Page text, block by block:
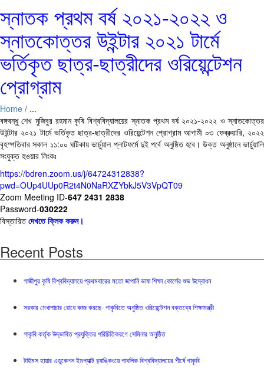
স্নাতক প্রথম বর্ষ ২০২১-২০২২ ও
স্নাতকোত্তর উইন্টার ২০২১ টার্মে
ভর্তিকৃত ছাত্র-ছাত্রীদের ওরিয়েন্টেশন
প্রোগ্রাম
Home / ...
বঙ্গবন্ধু শেখ মুজিবুর রহমান কৃষি বিশ্ববিদ্যালয়ের স্নাতক প্রথম বর্ষ ২০২১-২০২২ ও স্নাতকোত্তর
উইন্টার ২০২১ টার্মে ভর্তিকৃত ছাত্র-ছাত্রীদের ওরিয়েন্টেশন প্রোগ্রাম আগামী ০৩ ফেব্রুয়ারি, ২০২২
বৃহস্পতিবার সকাল ১১:০০ ঘটিকায় ভার্চুয়াল প্লাটফর্মে দুই পর্বে অনুষ্ঠিত হবে। উক্ত অনুষ্ঠানে ভার্চুয়ালি
সংযুক্ত হওয়ার লিংকঃ
https://bdren.zoom.us/j/64724312838?
pwd=OUp4UUp0R2t4N0NaRXZYbkJ5V3VpQT09
Zoom Meeting ID-647 2431 2838
Password-030222
বিস্তারিতদেখতে ক্লিক করুন।
Recent Posts
গাজীপুর কৃষি বিশ্ববিদ্যালয়ে প্রথমবারের মতো জাপানি ভাষা শিক্ষা কোর্সের শুভ উদ্বোধন
সরকার মেধাপাচার রোধে কাজ করছে- গাকৃবিতে অনুষ্ঠিত ওরিয়েন্টেশন বক্তব্যে শিক্ষামন্ত্রী
গাকৃবি কর্তৃক উদ্ভাবিত প্রযুক্তির পরিচিতিকরণে সেমিনার অনুষ্ঠিত
টাইমস হায়ার এডুকেশন ইমপ্যাক্ট র‍্যাঙ্কিংয়ে পাবলিক বিশ্ববিদ্যালয়ের শীর্ষে গাকৃবি